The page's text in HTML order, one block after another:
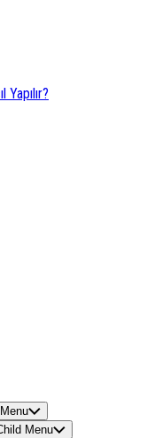
Yapılır?
Menu